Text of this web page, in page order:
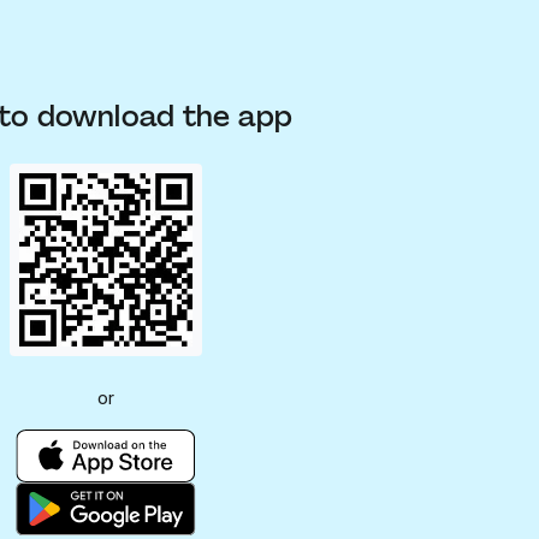
download the app
or